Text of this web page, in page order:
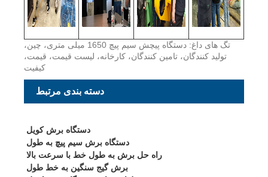
تگ های داغ: دستگاه پیچش سیم پیچ 1650 میلی متری، چین،
تولید کنندگان، تامین کنندگان، کارخانه، لیست قیمت، قیمت،
کیفیت
دسته بندی مرتبط
دستگاه برش کویل
دستگاه برش سیم پیچ به طول
راه حل برش به طول خط با سرعت بالا
برش گیج سنگین به خط طول